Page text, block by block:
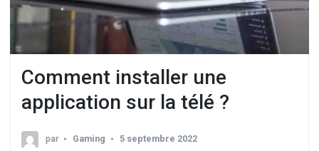
Comment installer une
application sur la télé ?
par Gaming 5 septembre 2022